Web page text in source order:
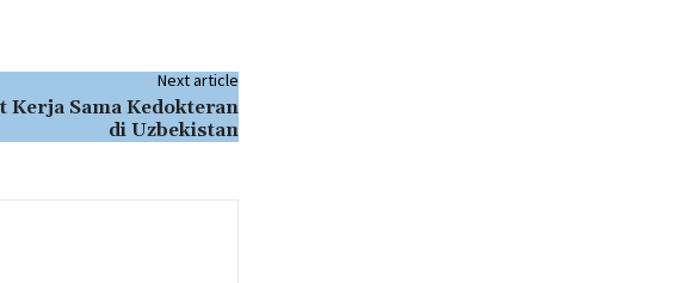
Next article
Kerja Sama Kedokteran
di Uzbekistan